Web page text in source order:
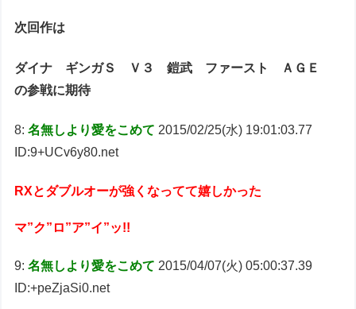
次回作は
ダイナ ギンガＳ Ｖ３ 鎧武 ファースト ＡＧＥ
の参戦に期待
8:名無しより愛をこめて 2015/02/25(水) 19:01:03.77
ID:9+UCv6y80.net
RXとダブルオーが強くなってて嬉しかった
マ”ク”ロ”ア”イ”ッ!!
9:名無しより愛をこめて 2015/04/07(火) 05:00:37.39
ID:+peZjaSi0.net